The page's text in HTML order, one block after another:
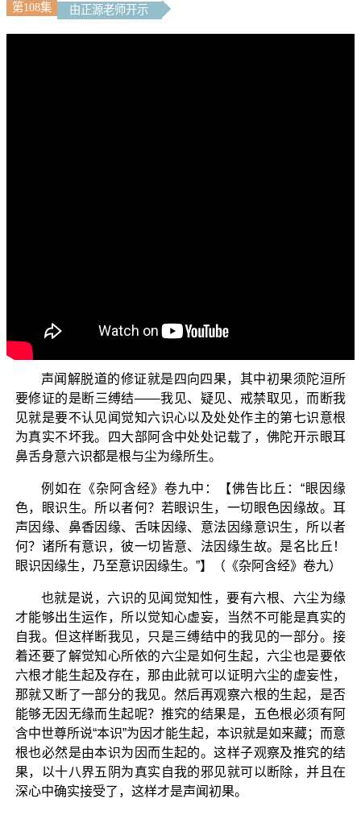
第108集 由正源老师开示
二乘解脱道修证范围内的第八识如来藏而建立的。我们不
妨就以声闻解脱道的修证来加以说明。
声闻解脱道的修证就是四向四果，其中初果须陀洹所
要修证的是断三缚结——我见、疑见、戒禁取见，而断我
见就是要不认见闻觉知六识心以及处处作主的第七识意根
为真实不坏我。四大部阿含中处处记载了，佛陀开示眼耳
鼻舌身意六识都是根与尘为缘所生。
例如在《杂阿含经》卷九中：【佛告比丘：“眼因缘
色，眼识生。所以者何？若眼识生，一切眼色因缘故。耳
声因缘、鼻香因缘、舌味因缘、意法因缘意识生，所以者
何？诸所有意识，彼一切皆意、法因缘生故。是名比丘！
眼识因缘生，乃至意识因缘生。”】（《杂阿含经》卷九）
也就是说，六识的见闻觉知性，要有六根、六尘为缘
才能够出生运作，所以觉知心虚妄，当然不可能是真实的
自我。但这样断我见，只是三缚结中的我见的一部分。接
着还要了解觉知心所依的六尘是如何生起，六尘也是要依
六根才能生起及存在，那由此就可以证明六尘的虚妄性，
那就又断了一部分的我见。然后再观察六根的生起，是否
能够无因无缘而生起呢？推究的结果是，五色根必须有阿
含中世尊所说“本识”为因才能生起，本识就是如来藏；而意
根也必然是由本识为因而生起的。这样子观察及推究的结
果，以十八界五阴为真实自我的邪见就可以断除，并且在
深心中确实接受了，这样才是声闻初果。